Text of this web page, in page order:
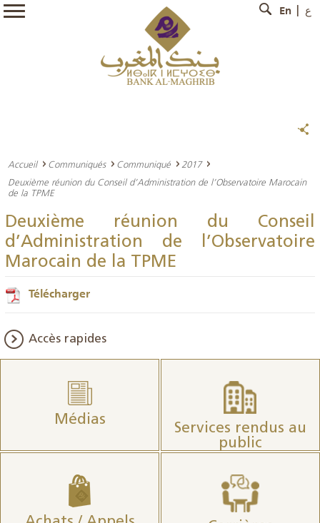
En ع
Accueil Communiqués Communiqué
2017
Deuxième réunion du Conseil d’Administration de l’Observatoire Marocain
de la TPME
Deuxième réunion du Conseil
d’Administration de l’Observatoire
Marocain de la TPME
Télécharger
Accès rapides
Médias
Services rendus au
public